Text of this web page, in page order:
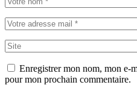
Enregistrer mon nom, mon e-
pour mon prochain commentaire.